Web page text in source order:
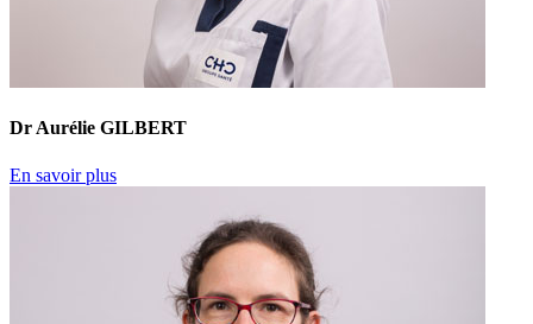
Dr Aurélie GILBERT
En savoir plus